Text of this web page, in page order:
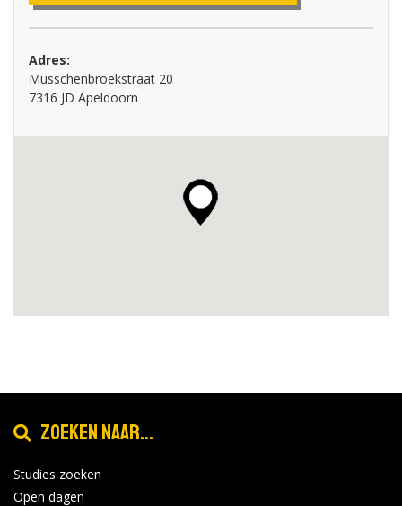
Adres:
Musschenbroekstraat 20
7316 JD Apeldoorn
Zoeken naar...
Studies zoeken
Open dagen